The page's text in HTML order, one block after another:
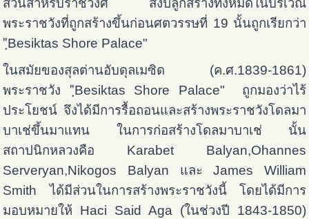
สวนสำหรับราชวงศ์ สิ่งปลูกสร้างทั้งหมดในบริเวณ
พระราชวังที่ถูกสร้างขึ้นก่อนศตวรรษที่ 19 นั้นถูกเรียกว่า
"ฺBesiktas Shore Palace"
ในสมัยของสุลต่านอับดุลเมซิด (ค.ศ.1839-1861)
พระราชวัง "ฺBesiktas Shore Palace" ถูกมองว่าไร้
ประโยชน์ จึงได้มีการรื้อถอนและสร้างพระราชวังโดลมา
บาเช่ขึ้นมาแทน ในการก่อสร้างโดลมาบาเช่ นั้น
สถาปนิกหลวงคือ Karabet Balyan,Ohannes
Serveryan,Nikogos Balyan และ James William
Smith ได้มีส่วนในการสร้างพระราชวังนี้ โดยได้มีการ
มอบหมายให้ Haci Said Aga (ในช่วงปี 1843-1850)